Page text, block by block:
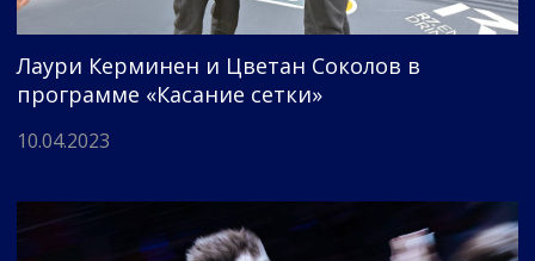
Лаури Керминен и Цветан Соколов в
программе «Касание сетки»
10.04.2023